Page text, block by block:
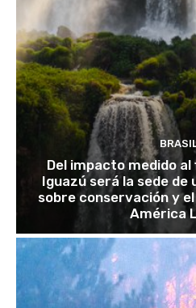
Del impacto medido
Iguazú será la sede de
sobre conservación y
América